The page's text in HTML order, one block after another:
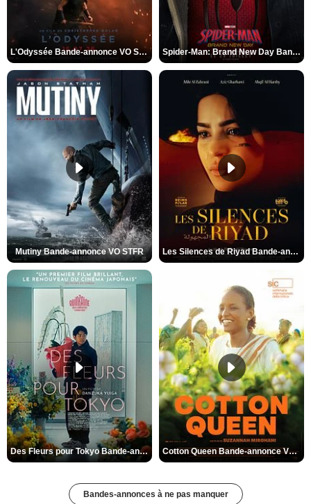
L'Odyssée Bande-annonce VO STFR Spider-Man: Brand New Day Bande-annonce VO STFR
Mutiny Bande-annonce VO STFR Les Silences de Riyad Bande-annonce VO STFR
Des Fleurs pour Tokyo Bande-annonce VO STFR Cotton Queen Bande-annonce VO STFR
Bandes-annonces à ne pas manquer